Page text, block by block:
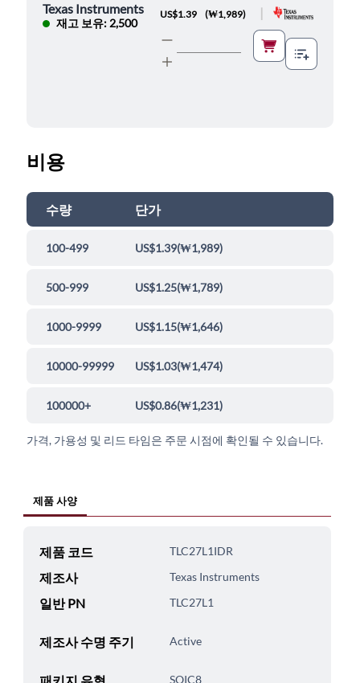
Texas Instruments
재고 보유: 2,500
US$1.39 (₩1,989)
비용
수량 단가
100-499 US$1.39(₩1,989)
500-999 US$1.25(₩1,789)
1000-9999 US$1.15(₩1,646)
10000-99999 US$1.03(₩1,474)
100000+ US$0.86(₩1,231)
가격, 가용성 및 리드 타임은 주문 시점에 확인될 수 있습니다.
제품 사양
제품 코드 TLC27L1IDR
제조사 Texas Instruments
일반 PN TLC27L1
제조사 수명 주기 Active
SOIC8